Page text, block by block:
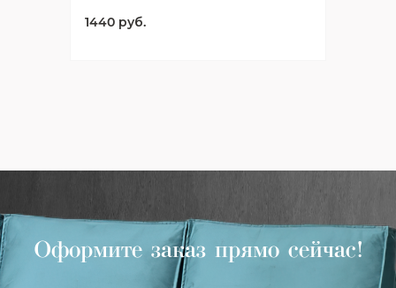
1440 руб.
Оформите заказ прямо сейчас!